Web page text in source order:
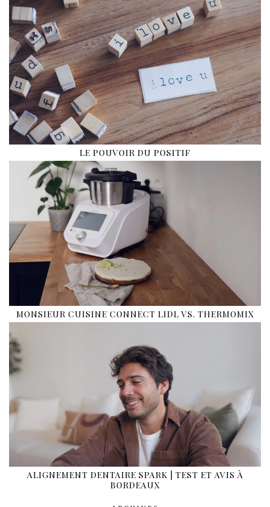
LE POUVOIR DU POSITIF
MONSIEUR CUISINE CONNECT LIDL VS. THERMOMIX
ALIGNEMENT DENTAIRE SPARK | TEST ET AVIS À
BORDEAUX